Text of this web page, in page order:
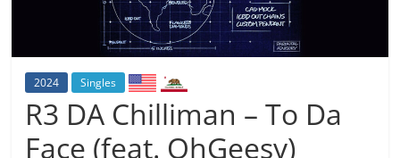
2024 Singles
R3 DA Chilliman – To Da
Face (feat. OhGeesy)